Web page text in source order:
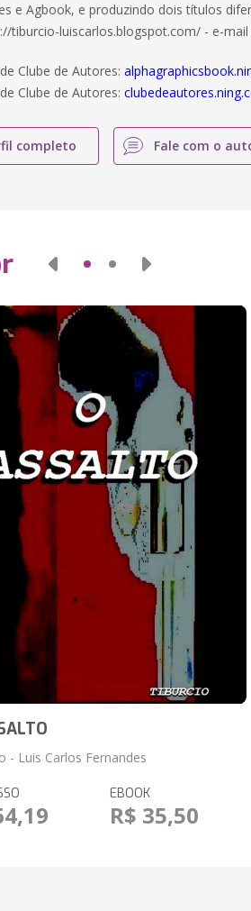
e Agbook, e produzindo dois títulos
tiburcio-luiscarlos.blogspot.com/ - e-
Clube de Autores:
Clube de Autores:
completo Fale com o
- Luis Carlos Fernandes
EBOOK
R$ 35,50